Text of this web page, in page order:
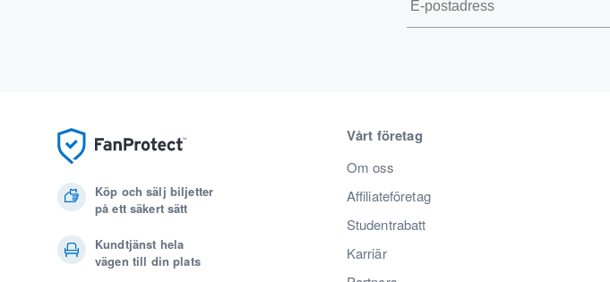
Köp och sälj biljetter
på ett säkert sätt
Kundtjänst hela
vägen till din plats
Vårt företag
Om oss
Affiliateföretag
Studentrabatt
Karriär